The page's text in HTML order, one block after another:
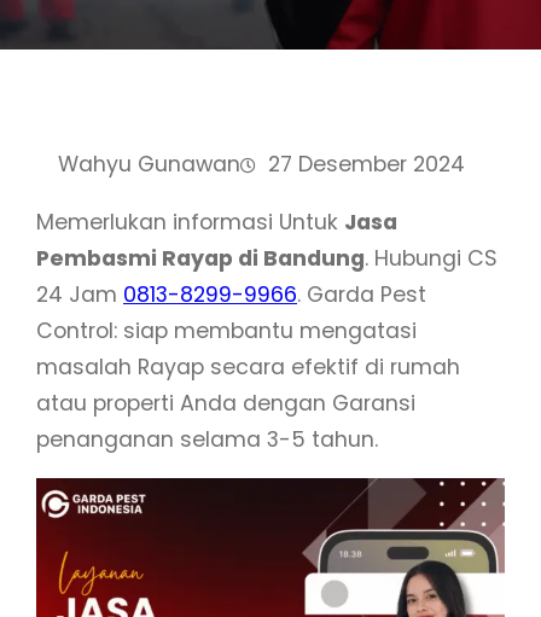
Wahyu Gunawan
27 Desember 2024
Memerlukan informasi Untuk Jasa
Pembasmi Rayap di Bandung. Hubungi CS
24 Jam 0813-8299-9966. Garda Pest
Control: siap membantu mengatasi
masalah Rayap secara efektif di rumah
atau properti Anda dengan Garansi
penanganan selama 3-5 tahun.